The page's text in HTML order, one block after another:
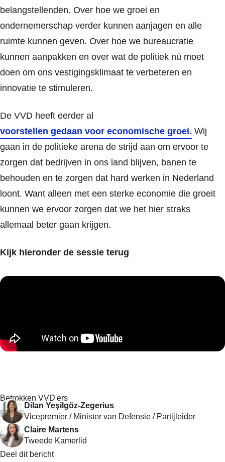
belangstellenden. Over hoe we groei en
ondernemerschap verder kunnen aanjagen en alle
ruimte kunnen geven. Over hoe we bureaucratie
kunnen aanpakken en over wat de politiek nú moet
doen om ons vestigingsklimaat te verbeteren en
innovatie te stimuleren.
De VVD heeft eerder al
voorstellen gedaan voor economische groei. Wij
gaan in de politieke arena de strijd aan om ervoor te
zorgen dat bedrijven in ons land blijven, banen te
behouden en te zorgen dat hard werken in Nederland
loont. Want alleen met een sterke economie die groeit
kunnen we ervoor zorgen dat we het hier straks
allemaal beter gaan krijgen.
Kijk hieronder de sessie terug
Betrokken VVD'ers
Dilan Yeşilgöz-Zegerius
Vicepremier / Minister van Defensie / Partijleider
Claire Martens
Tweede Kamerlid
Deel dit bericht